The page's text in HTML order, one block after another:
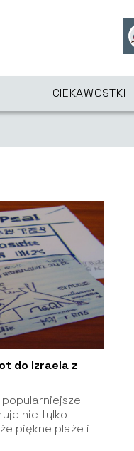
CIEKAWOSTKI
do Izraela z
nie tylko
piękne plaże i